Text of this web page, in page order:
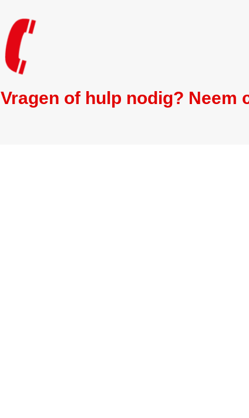
Vragen of hulp nodig? Neem